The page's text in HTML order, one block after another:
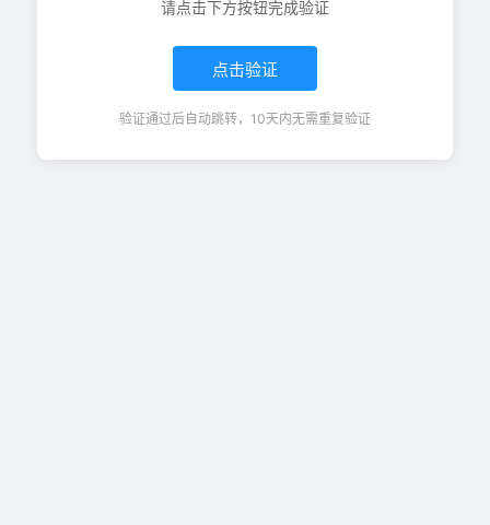
请点击下方按钮完成验证
点击验证
验证通过后自动跳转，10天内无需重复验证